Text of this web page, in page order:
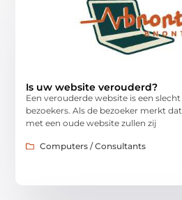
Is uw website verouderd?
Een verouderde website is een
bezoekers. Als de bezoeker merkt
met een oude website zullen zij
Computers / Consultants